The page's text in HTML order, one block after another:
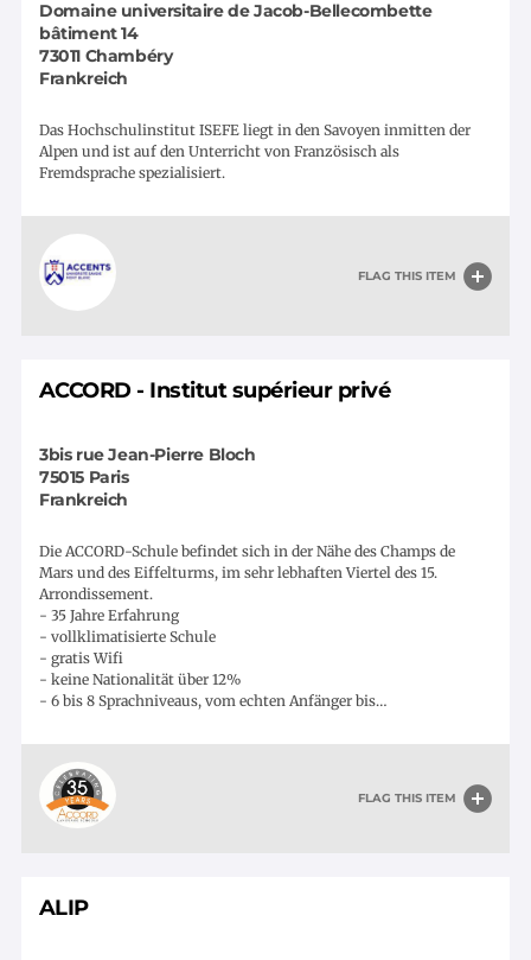
FLAG THIS ITEM
Domaine universitaire de Jacob-Bellecombette
bâtiment 14
73011 Chambéry
Frankreich
Das Hochschulinstitut ISEFE liegt in den Savoyen inmitten der
Alpen und ist auf den Unterricht von Französisch als
Fremdsprache spezialisiert.
FLAG THIS ITEM
ACCORD - Institut supérieur privé
3bis rue Jean-Pierre Bloch
75015 Paris
Frankreich
Die ACCORD-Schule befindet sich in der Nähe des Champs de
Mars und des Eiffelturms, im sehr lebhaften Viertel des 15.
Arrondissement.
- 35 Jahre Erfahrung
- vollklimatisierte Schule
- gratis Wifi
- keine Nationalität über 12%
- 6 bis 8 Sprachniveaus, vom echten Anfänger bis…
ALIP